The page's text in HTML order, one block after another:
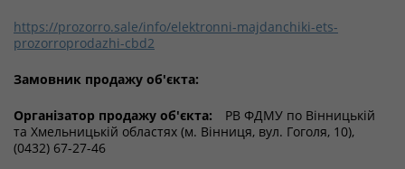
https://prozorro.sale/info/elektronni-majdanchiki-ets-
prozorroprodazhi-cbd2
Замовник продажу об'єкта:
Організатор продажу об'єкта:
РВ ФДМУ по Вінницькій
та Хмельницькій областях (м. Вінниця, вул. Гоголя, 10),
(0432) 67-27-46